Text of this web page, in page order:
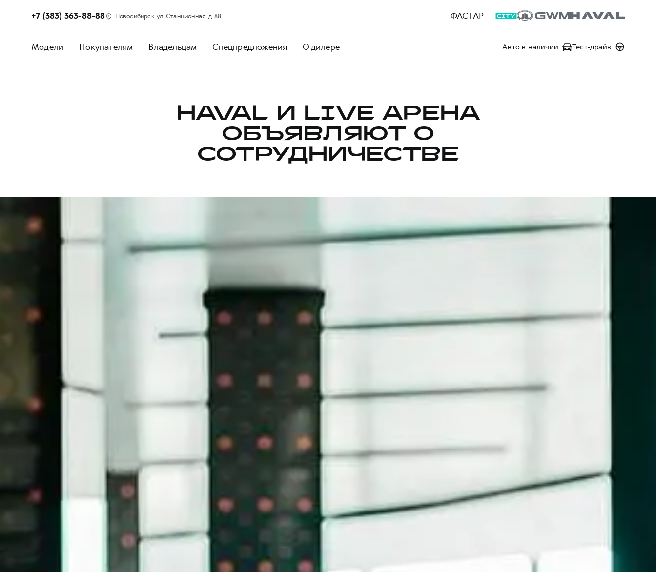
ФАСТАР
+7 (383) 363-88-88 Новосибирск, ул. Станционная, д. 88
Модели Покупателям Владельцам Спецпредложения О дилере Авто в наличии Тест-драйв
HAVAL И LIVE АРЕНА
ОБЪЯВЛЯЮТ О
СОТРУДНИЧЕСТВЕ